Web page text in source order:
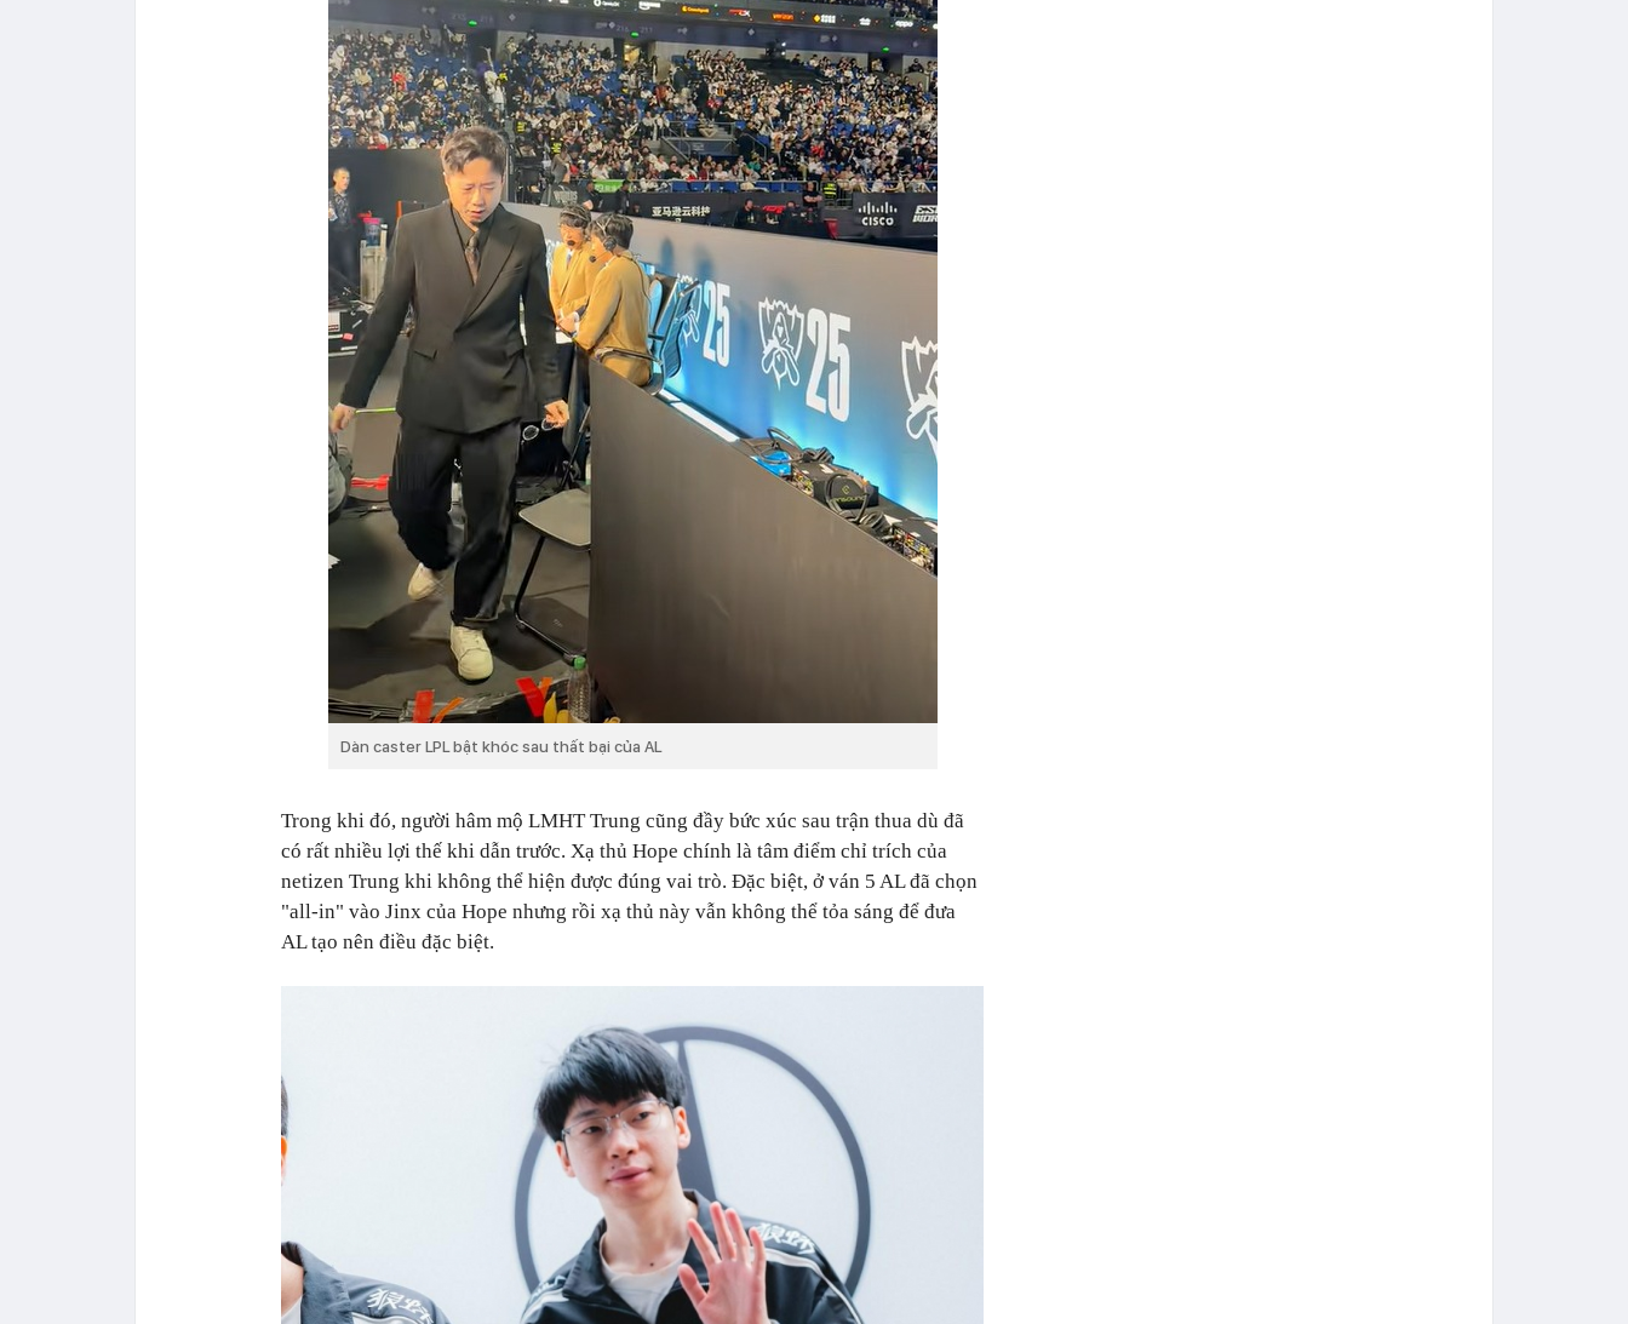
Dàn caster LPL bật khóc sau thất bại của AL
Trong khi đó, người hâm mộ LMHT Trung cũng đầy bức xúc sau trận thua dù đã
có rất nhiều lợi thế khi dẫn trước. Xạ thủ Hope chính là tâm điểm chỉ trích của
netizen Trung khi không thể hiện được đúng vai trò. Đặc biệt, ở ván 5 AL đã chọn
"all-in" vào Jinx của Hope nhưng rồi xạ thủ này vẫn không thể tỏa sáng để đưa
AL tạo nên điều đặc biệt.